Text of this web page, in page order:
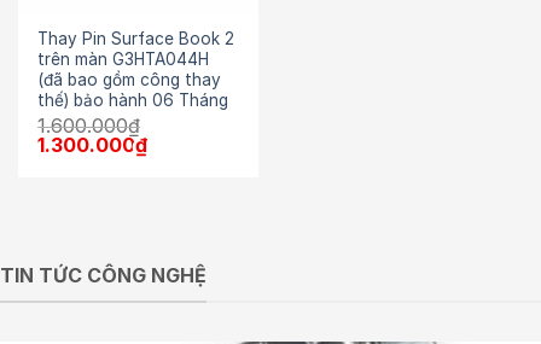
Thay Pin Surface Book 2
trên màn G3HTA044H
(đã bao gồm công thay
thế) bảo hành 06 Tháng
1.600.000₫
Giá
1.300.000₫Giá
TIN TỨC CÔNG NGHỆ